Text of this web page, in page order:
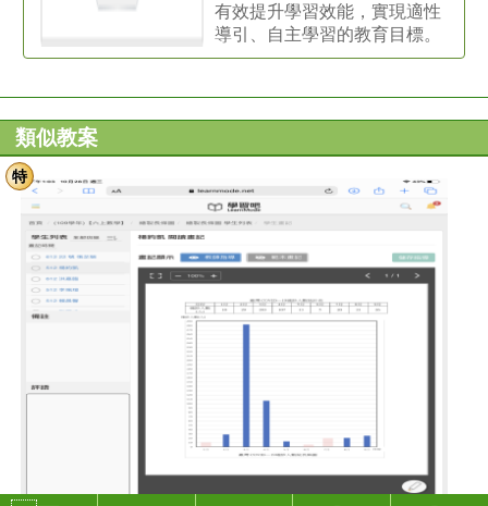
有效提升學習效能，實現適性
導引、自主學習的教育目標。
類似教案
特